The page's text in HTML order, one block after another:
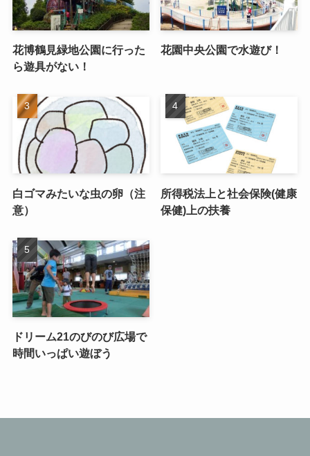
花博鶴見緑地公園に行った
ら遊具がない！
花園中央公園で水遊び！
白ゴマみたいな虫の卵（注
意）
所得税法上と社会保険(健康
保健)上の扶養
ドリーム21のびのび広場で
時間いっぱい遊ぼう